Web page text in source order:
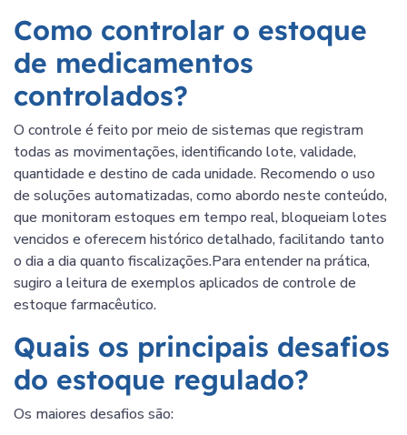
Como controlar o estoque
de medicamentos
controlados?
O controle é feito por meio de sistemas que registram
todas as movimentações, identificando lote, validade,
quantidade e destino de cada unidade. Recomendo o uso
de soluções automatizadas, como abordo neste conteúdo,
que monitoram estoques em tempo real, bloqueiam lotes
vencidos e oferecem histórico detalhado, facilitando tanto
o dia a dia quanto fiscalizações.Para entender na prática,
sugiro a leitura de exemplos aplicados de controle de
estoque farmacêutico.
Quais os principais desafios
do estoque regulado?
Os maiores desafios são: